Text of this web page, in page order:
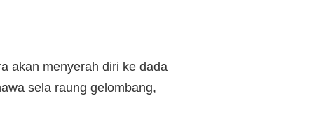
akan menyerah diri ke dada
sela raung gelombang,